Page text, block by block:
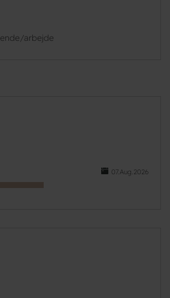
arbejde
07.Aug.2026